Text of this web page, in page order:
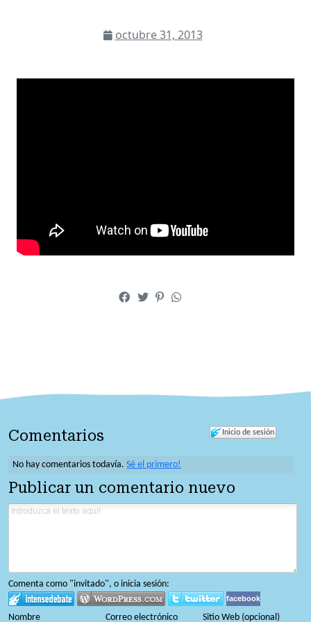
octubre 31, 2013
Inicio de sesión
Comentarios
No hay comentarios todavía.Sé el primero!
Publicar un comentario nuevo
Comenta como "invitado", o inicia sesión:
facebook
Nombre Correo electrónico Sitio Web (opcional)